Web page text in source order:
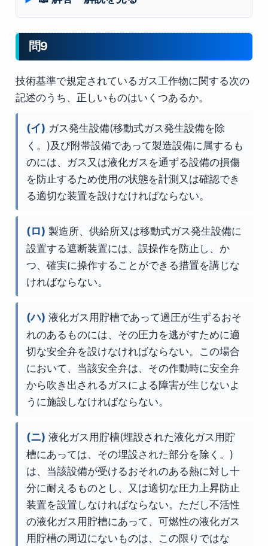
問9
技術基準で規定されているガス工作物に関する次の
記述のうち、正しいものはいくつあるか。
(イ) ガス発生設備(移動式ガス発生設備を除
く。)及び附帯設備であって製造設備に属するも
のには、ガス又は液化ガスを通ずる設備の損傷
を防止するため使用の状態を計測又は確認でき
る適切な装置を設けなければならない。
(ロ) 製造所、供給所又は移動式ガス発生設備に
設置する遮断装置には、誤操作を防止し、か
つ、確実に操作することができる措置を講じな
ければならない。
(ハ) 液化ガス用貯槽であって過圧が生ずるおそ
れのあるものには、その圧力を逃がすために適
切な安全弁を設けなければならない。この場合
において、当該安全弁は、その作動時に安全弁
から吹き出されるガスによる障害が生じないよ
うに施設しなければならない。
(ニ) 液化ガス用貯槽(埋設された液化ガス用貯
槽にあっては、その埋設された部分を除く。)
は、当該設備が受けるおそれのある熱に対し十
分に耐えるものとし、又は適切な圧力上昇防止
装置を設置しなければならない。ただし不活性
の液化ガス用貯槽にあって、可燃性の液化ガス
用貯槽の周辺にないものは、この限りではな